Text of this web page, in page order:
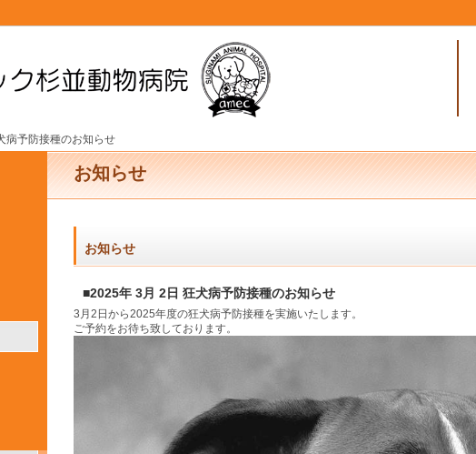
病予防接種のお知らせ
お知らせ
お知らせ
■2025年 3月 2日 狂犬病予防接種のお知らせ
3月2日から2025年度の狂犬病予防接種を実施いたします。
ご予約をお待ち致しております。